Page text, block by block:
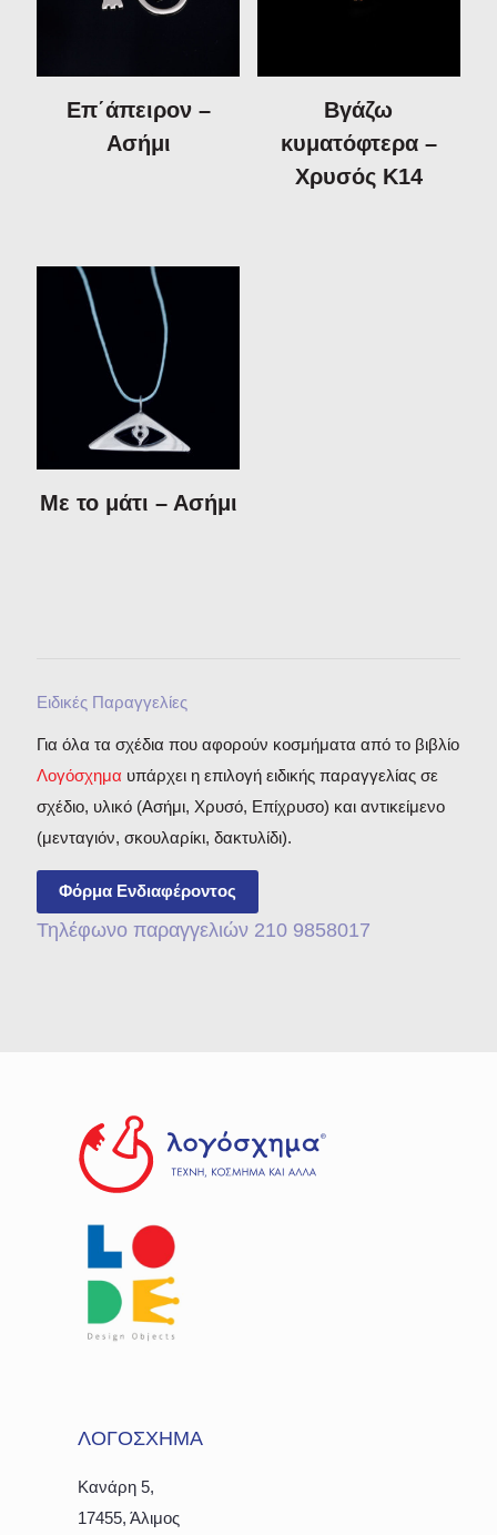
Επ΄άπειρον –
Ασήμι
Βγάζω
κυματόφτερα –
Χρυσός Κ14
Με το μάτι – Ασήμι
Ειδικές Παραγγελίες
Για όλα τα σχέδια που αφορούν κοσμήματα από το βιβλίο
Λογόσχημα υπάρχει η επιλογή ειδικής παραγγελίας σε
σχέδιο, υλικό (Ασήμι, Χρυσό, Επίχρυσο) και αντικείμενο
(μενταγιόν, σκουλαρίκι, δακτυλίδι).
Φόρμα Ενδιαφέροντος
Τηλέφωνο παραγγελιών 210 9858017
ΛΟΓΟΣΧΗΜΑ
Κανάρη 5,
17455, Άλιμος